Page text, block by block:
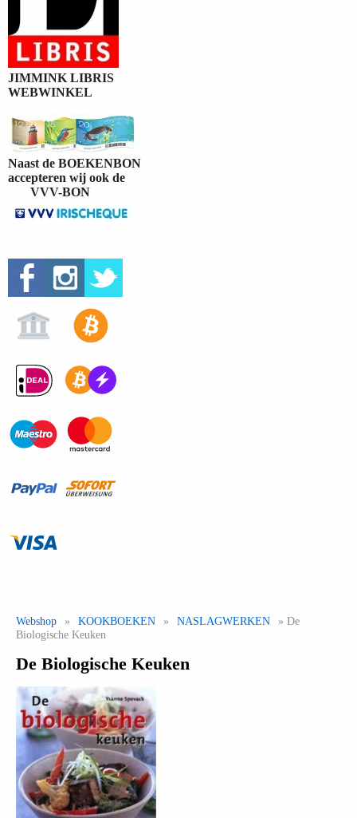
JIMMINK LIBRIS
WEBWINKEL
Naast de BOEKENBON
accepteren wij ook de
VVV-BON
Webshop » KOOKBOEKEN » NASLAGWERKEN
» De
Biologische Keuken
De Biologische Keuken